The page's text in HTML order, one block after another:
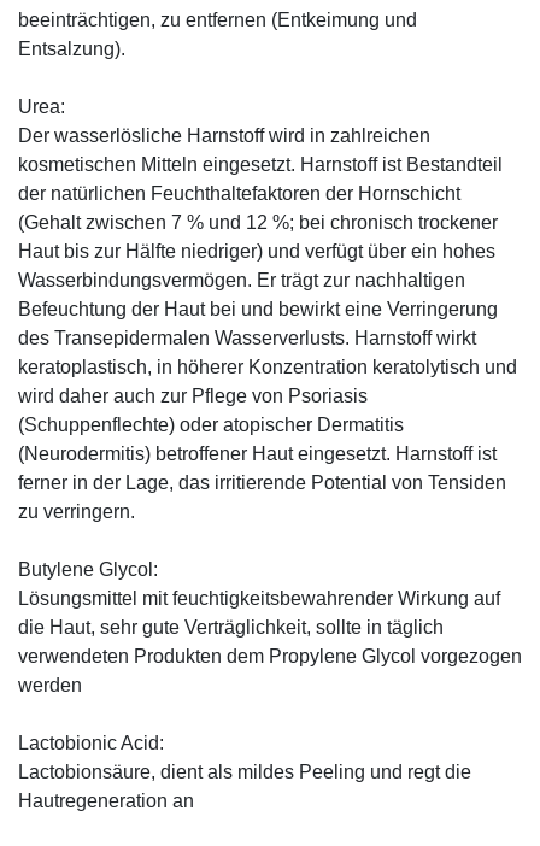
beeinträchtigen, zu entfernen (Entkeimung und
Entsalzung).
Urea:
Der wasserlösliche Harnstoff wird in zahlreichen
kosmetischen Mitteln eingesetzt. Harnstoff ist Bestandteil
der natürlichen Feuchthaltefaktoren der Hornschicht
(Gehalt zwischen 7 % und 12 %; bei chronisch trockener
Haut bis zur Hälfte niedriger) und verfügt über ein hohes
Wasserbindungsvermögen. Er trägt zur nachhaltigen
Befeuchtung der Haut bei und bewirkt eine Verringerung
des Transepidermalen Wasserverlusts. Harnstoff wirkt
keratoplastisch, in höherer Konzentration keratolytisch und
wird daher auch zur Pflege von Psoriasis
(Schuppenflechte) oder atopischer Dermatitis
(Neurodermitis) betroffener Haut eingesetzt. Harnstoff ist
ferner in der Lage, das irritierende Potential von Tensiden
zu verringern.
Butylene Glycol:
Lösungsmittel mit feuchtigkeitsbewahrender Wirkung auf
die Haut, sehr gute Verträglichkeit, sollte in täglich
verwendeten Produkten dem Propylene Glycol vorgezogen
werden
Lactobionic Acid:
Lactobionsäure, dient als mildes Peeling und regt die
Hautregeneration an